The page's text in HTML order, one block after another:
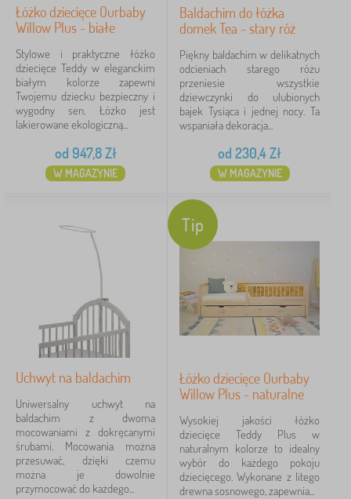
Łóżko dziecięce Ourbaby
Willow Plus - białe
Stylowe i praktyczne łóżko
dziecięce Teddy w eleganckim
białym kolorze zapewni
Twojemu dziecku bezpieczny i
wygodny sen. Łóżko jest
lakierowane ekologiczną...
od 947,8Zł
W MAGAZYNIE
Baldachim do łóżka
domek Tea - stary róż
Piękny baldachim w delikatnych
odcieniach starego różu
przeniesie wszystkie
dziewczynki do ulubionych
bajek Tysiąca i jednej nocy. Ta
wspaniała dekoracja...
od 230,4Zł
W MAGAZYNIE
Uchwyt na baldachim
Uniwersalny uchwyt na
baldachim z dwoma
mocowaniami z dokręcanymi
śrubami. Mocowania można
przesuwać, dzięki czemu
można je dowolnie
przymocować do każdego...
Tip
Łóżko dziecięce Ourbaby
Willow Plus - naturalne
Wysokiej jakości łóżko
dziecięce Teddy Plus w
naturalnym kolorze to idealny
wybór do każdego pokoju
dziecięcego. Wykonane z litego
drewna sosnowego, zapewnia...